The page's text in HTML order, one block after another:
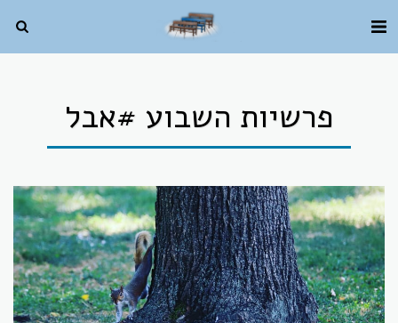
פרשיות השבוע #אבל